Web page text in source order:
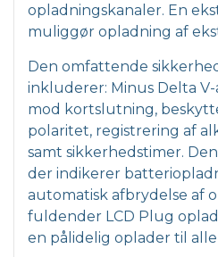
opladningskanaler. En
muliggør opladning af
Den omfattende
inkluderer: Minus Delta
mod kortslutning,
polaritet, registrering af
samt sikkerhedstimer.
der indikerer
automatisk afbrydelse af
fuldender LCD Plug
en pålidelig oplader til